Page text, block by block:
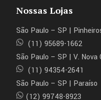
Nossas Lojas
São Paulo – SP |
(11) 95689-1662
São Paulo – SP | V. Nova
(11) 94354-2641
São Paulo – SP | Paraíso
(12) 99748-8923